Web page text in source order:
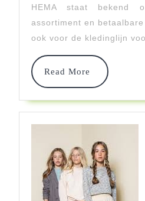
HEMA staat bekend
assortiment en
ook voor de kledinglijn
Read More
Read
More